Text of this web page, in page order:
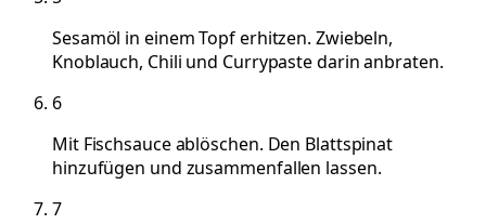
Sesamöl in einem Topf erhitzen. Zwiebeln,
Knoblauch, Chili und Currypaste darin anbraten.
6
Mit Fischsauce ablöschen. Den Blattspinat
hinzufügen und zusammenfallen lassen.
7